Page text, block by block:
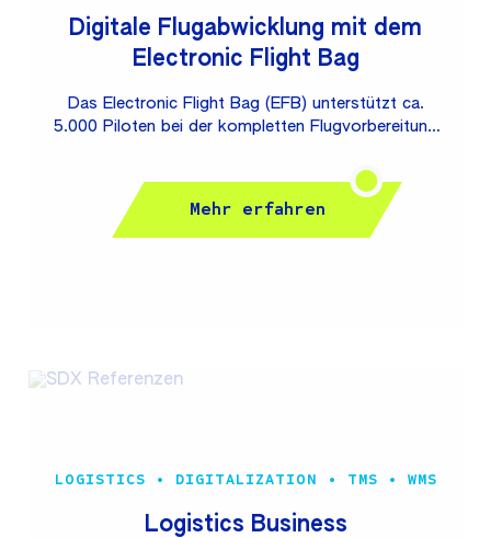
Digitale Flugabwicklung mit dem
Electronic Flight Bag
Das Electronic Flight Bag (EFB) unterstützt ca.
5.000 Piloten bei der kompletten Flugvorbereitung
traditionelle Pilotenkoffer (Flight Bag), der oft mehr
als 15 kg an Papierdokumenten enthielt, vollständig
digitalisiert. Unser Kunde ist ein weltweit
operierender Luftfahrtkonzern mit insgesamt mehr
Ergänzend führt die...
Mehr erfahren
LOGISTICS • DIGITALIZATION • TMS • WMS
Logistics Business